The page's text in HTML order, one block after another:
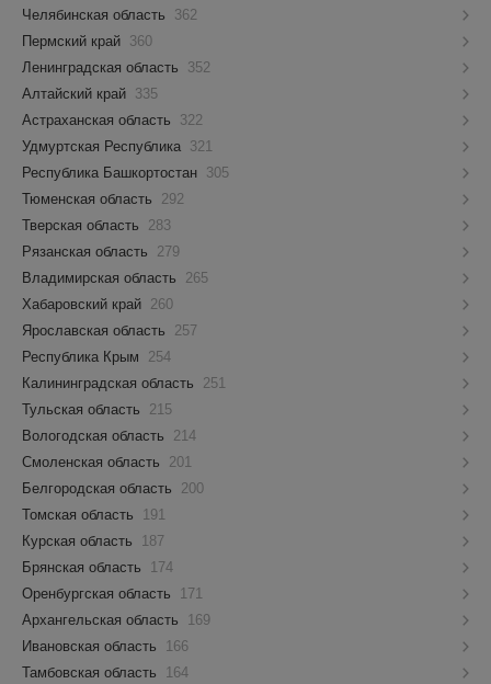
Челябинская область
362
Пермский край 360
Ленинградская область
352
Алтайский край 335
Астраханская область
322
Удмуртская Республика 321
Республика Башкортостан 305
Тюменская область
292
Тверская область
283
Рязанская область
279
Владимирская область
265
Хабаровский край 260
Ярославская область
257
Республика Крым
254
Калининградская область
251
Тульская область
215
Вологодская область
214
Смоленская область
201
Белгородская область
200
Томская область
191
Курская область
187
Брянская область
174
Оренбургская область
171
Архангельская область
169
Ивановская область
166
Тамбовская область
164